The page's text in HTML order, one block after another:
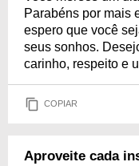
Parabéns por mais
espero que você
seus sonhos.
carinho, respeito e
COPIAR
Aproveite cada